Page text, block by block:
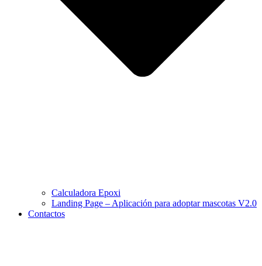
Calculadora Epoxi
Landing Page – Aplicación para adoptar mascotas V2.0
Contactos